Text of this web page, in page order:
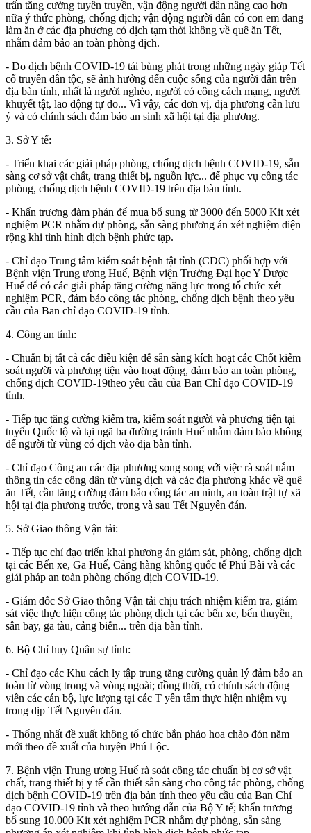
trấn tăng cường tuyên truyền, vận động người dân nâng cao hơn
nữa ý thức phòng, chống dịch; vận động người dân có con em đang
làm ăn ở các địa phương có dịch tạm thời không về quê ăn Tết,
nhằm đảm bảo an toàn phòng dịch.
- Do dịch bệnh COVID-19 tái bùng phát trong những ngày giáp Tết
cổ truyền dân tộc, sẽ ảnh hưởng đến cuộc sống của người dân trên
địa bàn tỉnh, nhất là người nghèo, người có công cách mạng, người
khuyết tật, lao động tự do... Vì vậy, các đơn vị, địa phương cần lưu
ý và có chính sách đảm bảo an sinh xã hội tại địa phương.
3. Sở Y tế:
- Triển khai các giải pháp phòng, chống dịch bệnh COVID-19, sẵn
sàng cơ sở vật chất, trang thiết bị, nguồn lực... để phục vụ công tác
phòng, chống dịch bệnh COVID-19 trên địa bàn tỉnh.
- Khẩn trương đàm phán để mua bổ sung từ 3000 đến 5000 Kit xét
nghiệm PCR nhằm dự phòng, sẵn sàng phương án xét nghiệm diện
rộng khi tình hình dịch bệnh phức tạp.
- Chỉ đạo Trung tâm kiểm soát bệnh tật tỉnh (CDC) phối hợp với
Bệnh viện Trung ương Huế, Bệnh viện Trường Đại học Y Dược
Huế để có các giải pháp tăng cường năng lực trong tổ chức xét
nghiệm PCR, đảm bảo công tác phòng, chống dịch bệnh theo yêu
cầu của Ban chỉ đạo COVID-19 tỉnh.
4. Công an tỉnh:
- Chuẩn bị tất cả các điều kiện để sẵn sàng kích hoạt các Chốt kiểm
soát người và phương tiện vào hoạt động, đảm bảo an toàn phòng,
chống dịch COVID-19theo yêu cầu của Ban Chỉ đạo COVID-19
tỉnh.
- Tiếp tục tăng cường kiểm tra, kiểm soát người và phương tiện tại
tuyến Quốc lộ và tại ngã ba đường tránh Huế nhằm đảm bảo không
để người từ vùng có dịch vào địa bàn tỉnh.
- Chỉ đạo Công an các địa phương song song với việc rà soát nắm
thông tin các công dân từ vùng dịch và các địa phương khác về quê
ăn Tết, cần tăng cường đảm bảo công tác an ninh, an toàn trật tự xã
hội tại địa phương trước, trong và sau Tết Nguyên đán.
5. Sở Giao thông Vận tải:
- Tiếp tục chỉ đạo triển khai phương án giám sát, phòng, chống dịch
tại các Bến xe, Ga Huế, Cảng hàng không quốc tế Phú Bài và các
giải pháp an toàn phòng chống dịch COVID-19.
- Giám đốc Sở Giao thông Vận tải chịu trách nhiệm kiểm tra, giám
sát việc thực hiện công tác phòng dịch tại các bến xe, bến thuyền,
sân bay, ga tàu, cảng biển... trên địa bàn tỉnh.
6. Bộ Chỉ huy Quân sự tỉnh:
- Chỉ đạo các Khu cách ly tập trung tăng cường quản lý đảm bảo an
toàn từ vòng trong và vòng ngoài; đồng thời, có chính sách động
viên các cán bộ, lực lượng tại các T yên tâm thực hiện nhiệm vụ
trong dịp Tết Nguyên đán.
- Thống nhất đề xuất không tổ chức bắn pháo hoa chào đón năm
mới theo đề xuất của huyện Phú Lộc.
7. Bệnh viện Trung ương Huế rà soát công tác chuẩn bị cơ sở vật
chất, trang thiết bị y tế cần thiết sẵn sàng cho công tác phòng, chống
dịch bệnh COVID-19 trên địa bàn tỉnh theo yêu cầu của Ban Chỉ
đạo COVID-19 tỉnh và theo hướng dẫn của Bộ Y tế; khẩn trương
bổ sung 10.000 Kit xét nghiệm PCR nhằm dự phòng, sẵn sàng